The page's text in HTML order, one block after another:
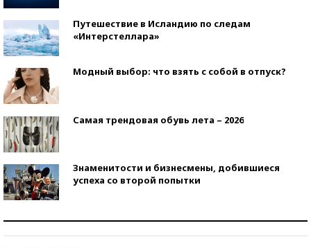
Путешествие в Исландию по следам
«Интерстеллара»
Модный выбор: что взять с собой в отпуск?
Самая трендовая обувь лета – 2026
Знаменитости и бизнесмены, добившиеся
успеха со второй попытки